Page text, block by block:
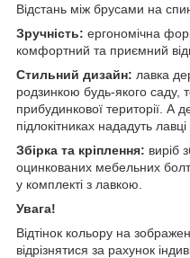
Відстань між брусами на
Зручність: ергономічна
комфортний та приємний
Стильний дизайн: лавка
родзинкою будь-якого саду,
прибудинкової території. А
підлокітниках нададуть
Збірка та кріплення: виріб
оцинкованих мебельних
у комплекті з лавкою.
Увага!
Відтінок кольору на
відрізнятися за рахунок